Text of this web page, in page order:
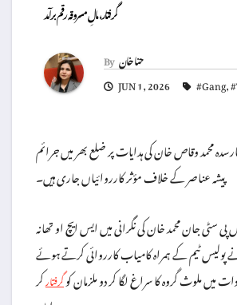
گرفتار، مالِ مسروقہ رقم برآمد
Byحنا خان
JUN 1, 2026
#Gang,
محمد وقاص خان کی ہدایات پر ضلع بھر میں جرائم
پیشہ عناصر کے خلاف مؤثر کارروائیاں جاری ہیں۔
سٹی جان محمد خان کی نگرانی میں ایس ایچ او تھانہ
ٹیم کے ہمراہ کامیاب کارروائی کرتے ہوئے
میں ملوث گروہ کا سراغ لگا کر دو ملزمان کوگرفتارکر